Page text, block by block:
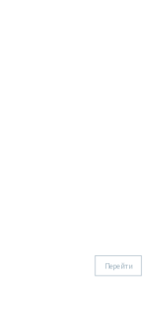
Перейти